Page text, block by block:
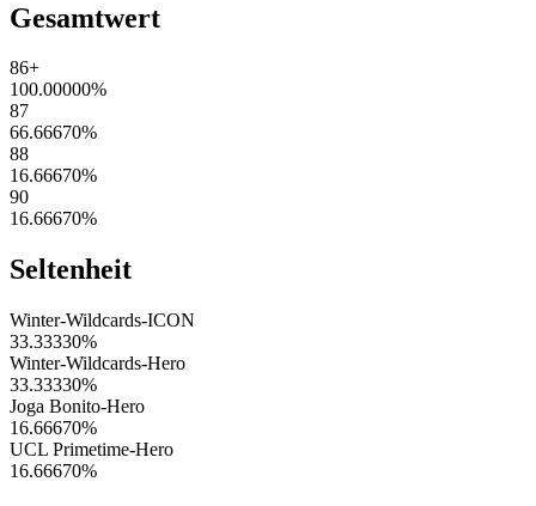
Gesamtwert
86+
100.00000%
87
66.66670%
88
16.66670%
90
16.66670%
Seltenheit
Winter-Wildcards-ICON
33.33330%
Winter-Wildcards-Hero
33.33330%
Joga Bonito-Hero
16.66670%
UCL Primetime-Hero
16.66670%